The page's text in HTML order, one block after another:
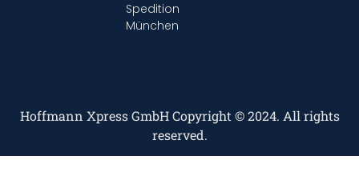
Spedition
München
Hoffmann Xpress GmbH Copyright © 2024. All rights
reserved.